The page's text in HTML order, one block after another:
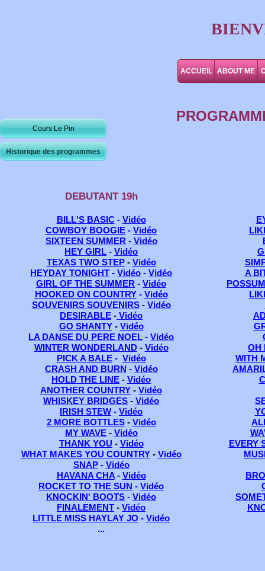
Historique des programmes
A
OH
WITH
EVERY
DEBUTANT 19h
BILL'S BASIC- Vidéo
COWBOY BOOGIE - Vidéo
SIXTEEN SUMMER - Vidéo
HEY GIRL - Vidéo
TEXAS TWO STEP- Vidéo
HEYDAY TONIGHT - Vidéo - Vidéo
GIRL OF THE SUMMER - Vidéo
HOOKED ON COUNTRY- Vidéo
SOUVENIRS SOUVENIRS- Vidéo
DESIRABLE - Vidéo
GO SHANTY- Vidéo
LA DANSE DU PERE NOEL - Vidéo
WINTER WONDERLAND- Vidéo
PICK A BALE- Vidéo
CRASH AND BURN - Vidéo
HOLD THE LINE - Vidéo
ANOTHER COUNTRY - Vidéo
WHISKEY BRIDGES - Vidéo
IRISH STEW - Vidéo
2 MORE BOTTLES- Vidéo
MY WAVE- Vidéo
THANK YOU - Vidéo
WHAT MAKES YOU COUNTRY- Vidéo
SNAP- Vidéo
HAVANA CHA- Vidéo
ROCKET TO THE SUN - Vidéo
KNOCKIN' BOOTS - Vidéo
FINALEMENT - Vidéo
LITTLE MISS HAYLAY JO - Vidéo
...
Cours Le Pin
ACCUEIL ABOUT ME